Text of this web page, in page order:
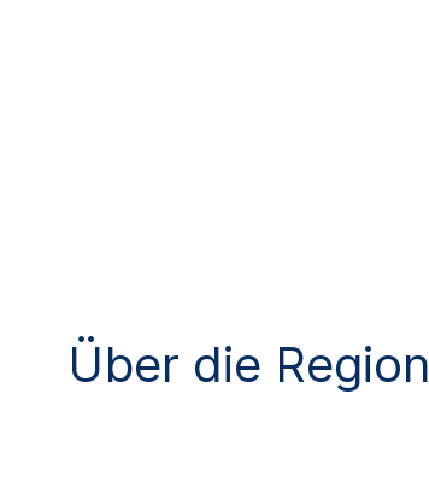
Über die Region